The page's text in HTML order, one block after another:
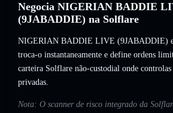
Negocia NIGERIAN BADDIE
(9JABADDIE) na Solflare
NIGERIAN BADDIE LIVE (9JABADDIE)
troca-o instantaneamente e define ordens
carteira Solflare não-custodial onde controlas
privadas.
Nota: O scanner de risco integrado da